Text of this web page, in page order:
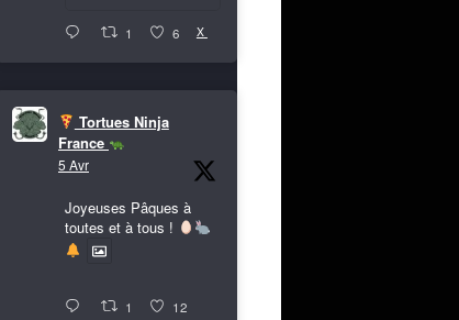
1 6 X
Tortues Ninja
France
5 Avr
Joyeuses Pâques à
toutes et à tous !
1 12